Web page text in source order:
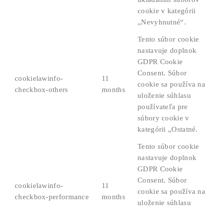
cookie v kategórii
„Nevyhnutné“.
cookielawinfo-
checkbox-others
11
months
Tento súbor cookie
nastavuje doplnok
GDPR Cookie
Consent. Súbor
cookie sa používa na
uloženie súhlasu
používateľa pre
súbory cookie v
kategórii „Ostatné.
cookielawinfo-
checkbox-performance
11
months
Tento súbor cookie
nastavuje doplnok
GDPR Cookie
Consent. Súbor
cookie sa používa na
uloženie súhlasu